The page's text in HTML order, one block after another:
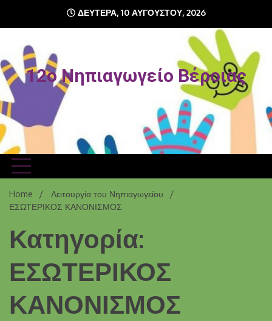
content
ΔΕΥΤΈΡΑ, 10 ΑΥΓΟΎΣΤΟΥ, 2026
12o Νηπιαγωγείο Βέροιας
Home
Λειτουργία του Νηπιαγωγείου
ΕΣΩΤΕΡΙΚΟΣ ΚΑΝΟΝΙΣΜΟΣ
Κατηγορία:
ΕΣΩΤΕΡΙΚΟΣ
ΚΑΝΟΝΙΣΜΟΣ